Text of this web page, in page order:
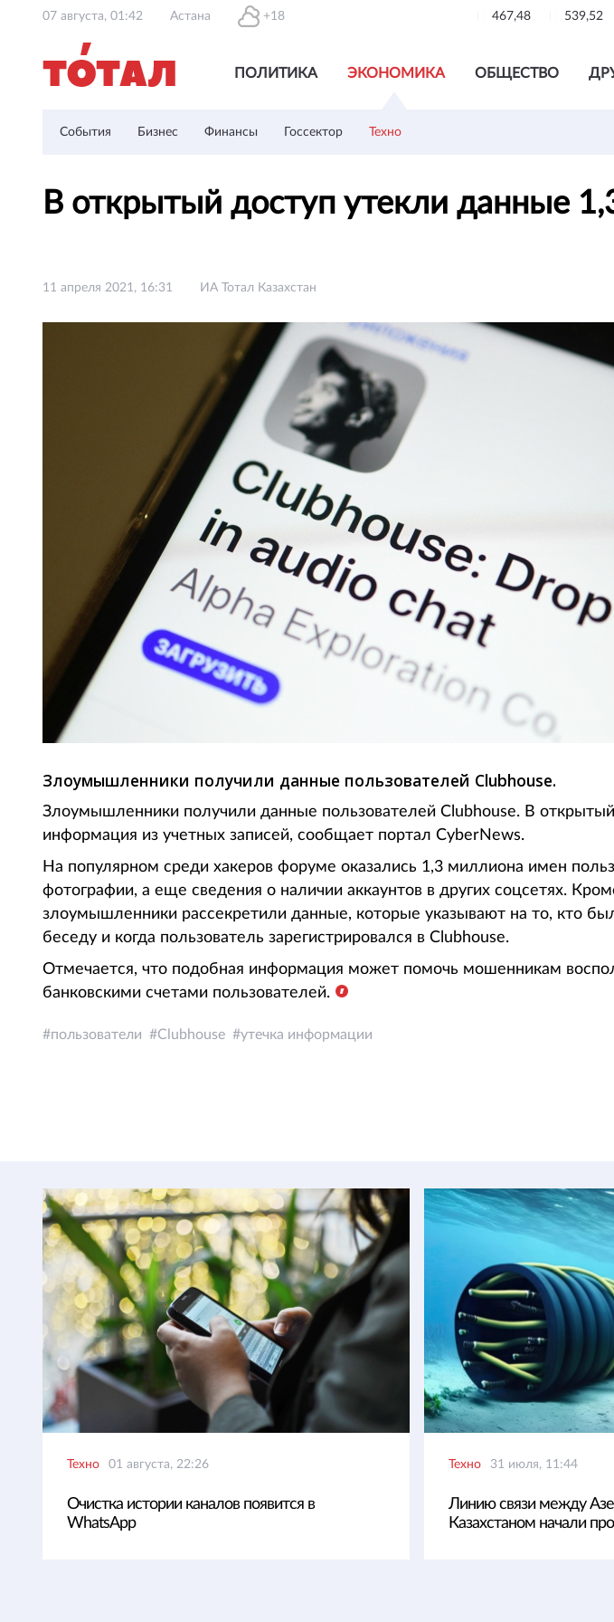
07 августа, 01:42 Астана +18 467,48 539,52
ПОЛИТИКА ЭКОНОМИКА ОБЩЕСТВО
События Бизнес Финансы Госсектор Техно
В открытый доступ утекли данные
11 апреля 2021, 16:31 ИА Тотал Казахстан
Злоумышленники получили данные пользователей Clubhouse.
Злоумышленники получили данные пользователей Clubhouse. В открытый
информация из учетных записей, сообщает портал CyberNews.
На популярном среди хакеров форуме оказались 1,3 миллиона имен
фотографии, а еще сведения о наличии аккаунтов в других соцсетях.
злоумышленники рассекретили данные, которые указывают на то, кто
беседу и когда пользователь зарегистрировался в Clubhouse.
Отмечается, что подобная информация может помочь мошенникам
банковскими счетами пользователей.
пользователи Clubhouse утечка информации
Техно 01 августа, 22:26
Очистка истории каналов появится в
WhatsApp
Техно 31 июля, 11:44
Линию связи между
Казахстаном начали